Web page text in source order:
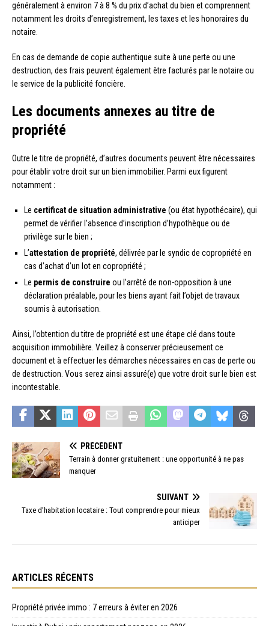
généralement à environ 7 à 8 % du prix d’achat du bien et comprennent
notamment les droits d’enregistrement, les taxes et les honoraires du
notaire.
En cas de demande de copie authentique suite à une perte ou une
destruction, des frais peuvent également être facturés par le notaire ou
le service de la publicité foncière.
Les documents annexes au titre de
propriété
Outre le titre de propriété, d’autres documents peuvent être nécessaires
pour établir votre droit sur un bien immobilier. Parmi eux figurent
notamment :
Le certificat de situation administrative (ou état hypothécaire), qui
permet de vérifier l’absence d’inscription d’hypothèque ou de
privilège sur le bien ;
L’attestation de propriété, délivrée par le syndic de copropriété en
cas d’achat d’un lot en copropriété ;
Le permis de construire ou l’arrêté de non-opposition à une
déclaration préalable, pour les biens ayant fait l’objet de travaux
soumis à autorisation.
Ainsi, l’obtention du titre de propriété est une étape clé dans toute
acquisition immobilière. Veillez à conserver précieusement ce
document et à effectuer les démarches nécessaires en cas de perte ou
de destruction. Vous serez ainsi assuré(e) que votre droit sur le bien est
incontestable.
PRÉCÉDENT
Terrain à donner gratuitement : une opportunité à ne pas
manquer
SUIVANT
Taxe d’habitation locataire : Tout comprendre pour mieux
anticiper
ARTICLES RÉCENTS
Propriété privée immo : 7 erreurs à éviter en 2026